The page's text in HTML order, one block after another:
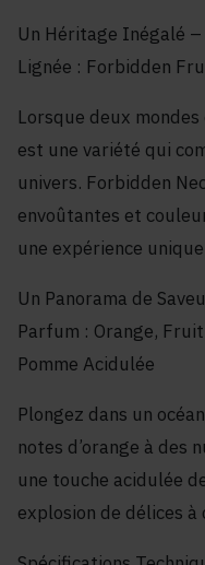
Un Héritage Inégalé –
Lignée : Forbidden
Lorsque deux
est une variété qui
univers. Forbidden
envoûtantes et
une expérience
Un Panorama de
Parfum : Orange,
Pomme Acidulée
Plongez dans un
notes d’orange à des
une touche acidulée
explosion de délices